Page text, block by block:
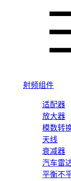
射频组件
适配器
放大器
模数转
天线
衰减器
汽车雷
平衡不